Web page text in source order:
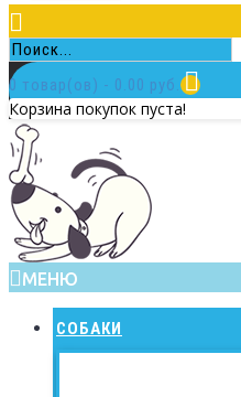
0 товар(ов) - 0.00 руб.
Корзина покупок пуста!
МЕНЮ
СОБАКИ